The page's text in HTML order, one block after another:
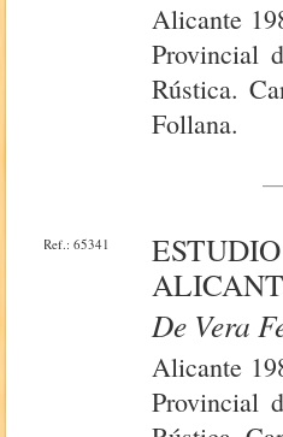
Alicante
Provincial
Rústica.
Follana.
Ref.: 65341
De Vera
Alicante
Provincial